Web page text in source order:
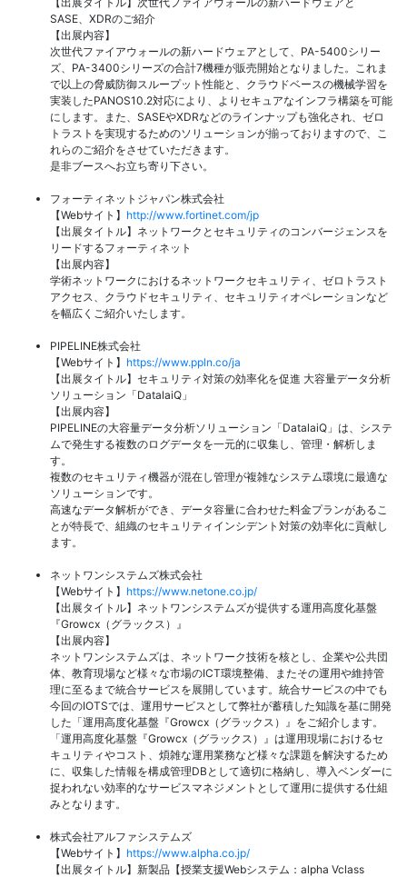
SASE、XDRのご紹介
【出展内容】
次世代ファイアウォールの新ハードウェアとして、PA-5400シリー
ズ、PA-3400シリーズの合計7機種が販売開始となりました。これま
で以上の脅威防御スループット性能と、クラウドベースの機械学習を
実装したPANOS10.2対応により、よりセキュアなインフラ構築を可能
にします。また、SASEやXDRなどのラインナップも強化され、ゼロ
トラストを実現するためのソリューションが揃っておりますので、こ
れらのご紹介をさせていただきます。
是非ブースへお立ち寄り下さい。
フォーティネットジャパン株式会社
【Webサイト】 http://www.fortinet.com/jp
【出展タイトル】ネットワークとセキュリティのコンバージェンスを
リードするフォーティネット
【出展内容】
学術ネットワークにおけるネットワークセキュリティ、ゼロトラスト
アクセス、クラウドセキュリティ、セキュリティオペレーションなど
を幅広くご紹介いたします。
PIPELINE株式会社
【Webサイト】 https://www.ppln.co/ja
【出展タイトル】セキュリティ対策の効率化を促進 大容量データ分析
ソリューション「DatalaiQ」
【出展内容】
PIPELINEの大容量データ分析ソリューション「DatalaiQ」は、システ
ムで発生する複数のログデータを一元的に収集し、管理・解析しま
す。
複数のセキュリティ機器が混在し管理が複雑なシステム環境に最適な
ソリューションです。
高速なデータ解析ができ、データ容量に合わせた料金プランがあるこ
とが特長で、組織のセキュリティインシデント対策の効率化に貢献し
ます。
ネットワンシステムズ株式会社
【Webサイト】 https://www.netone.co.jp/
【出展タイトル】ネットワンシステムズが提供する運用高度化基盤
『Growcx（グラックス）』
【出展内容】
ネットワンシステムズは、ネットワーク技術を核とし、企業や公共団
体、教育現場など様々な市場のICT環境整備、またその運用や維持管
理に至るまで統合サービスを展開しています。統合サービスの中でも
今回のIOTSでは、運用サービスとして弊社が蓄積した知識を基に開発
した「運用高度化基盤『Growcx（グラックス）』をご紹介します。
「運用高度化基盤『Growcx（グラックス）』は運用現場におけるセ
キュリティやコスト、煩雑な運用業務など様々な課題を解決するため
に、収集した情報を構成管理DBとして適切に格納し、導入ベンダーに
捉われない効率的なサービスマネジメントとして運用に提供する仕組
みとなります。
株式会社アルファシステムズ
【Webサイト】 https://www.alpha.co.jp/
【出展タイトル】新製品【授業支援Webシステム：alpha Vclass